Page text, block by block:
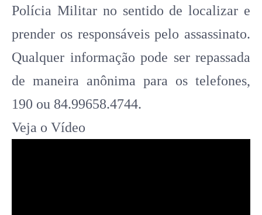
Polícia Militar no sentido de localizar e
prender os responsáveis pelo assassinato.
Qualquer informação pode ser repassada
de maneira anônima para os telefones,
190 ou 84.99658.4744.
Veja o Vídeo